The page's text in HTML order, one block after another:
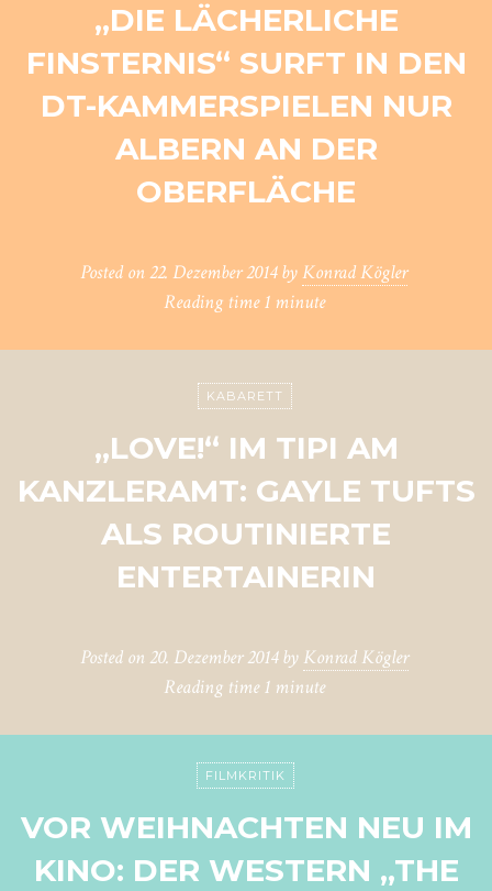
„DIE LÄCHERLICHE
FINSTERNIS“ SURFT IN DEN
DT-KAMMERSPIELEN NUR
ALBERN AN DER
OBERFLÄCHE
Posted on22. Dezember 2014 byKonrad Kögler
Reading time1 minute
KABARETT
„LOVE!“ IM TIPI AM
KANZLERAMT: GAYLE TUFTS
ALS ROUTINIERTE
ENTERTAINERIN
Posted on 20. Dezember 2014 by Konrad Kögler
Reading time1 minute
FILMKRITIK
VOR WEIHNACHTEN NEU IM
KINO: DER WESTERN „THE